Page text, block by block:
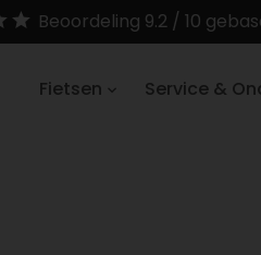
Beoordeling 9.2 / 10
Fietsen Service &